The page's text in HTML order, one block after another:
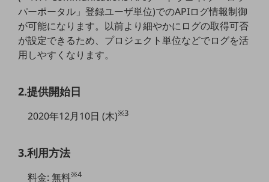
クラウド・データセンター
電話・映像コミュニケーション
セキュリティ
パーポータル」登録ユーザ単位)でのAPIログ情報制御
が可能になります。以前より細やかにログの取得可否
が設定できるため、プロジェクト単位などでログを活
用しやすくなります。
2.提供開始日
2020年12月10日 (木)※3
3.利用方法
料金: 無料※4